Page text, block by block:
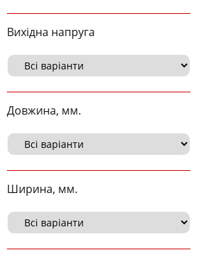
Вихідна напруга
Довжина, мм.
Ширина, мм.